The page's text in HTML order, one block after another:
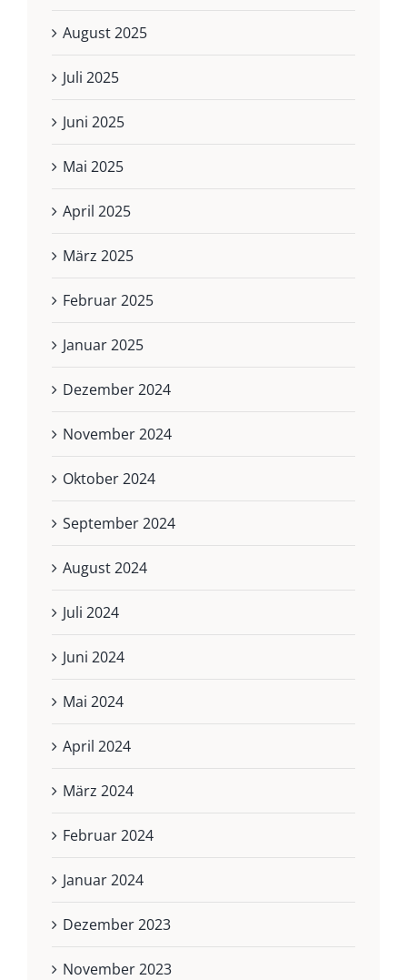
August 2025
Juli 2025
Juni 2025
Mai 2025
April 2025
März 2025
Februar 2025
Januar 2025
Dezember 2024
November 2024
Oktober 2024
September 2024
August 2024
Juli 2024
Juni 2024
Mai 2024
April 2024
März 2024
Februar 2024
Januar 2024
Dezember 2023
November 2023